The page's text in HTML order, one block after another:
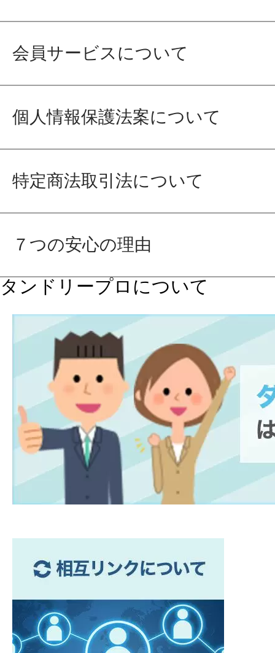
会員サービスについて
個人情報保護法案について
特定商法取引法について
７つの安心の理由
タンドリープロについて